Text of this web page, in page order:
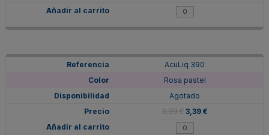
AcuLiq 390
Rosa pastel
Agotado
3,99 € 3,39 €